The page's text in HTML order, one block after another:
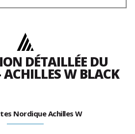
DÉTAILLÉE DU
W BLACK
Nordique Achilles W